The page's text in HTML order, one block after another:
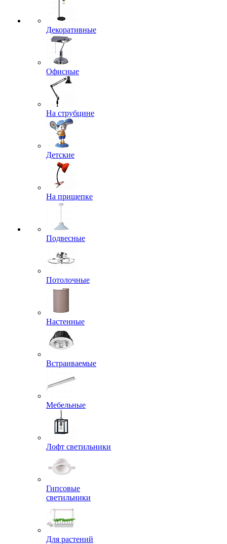
Декоративные
Офисные
На струбцине
Детские
На прищепке
Подвесные
Потолочные
Настенные
Встраиваемые
Мебельные
Лофт светильники
Гипсовые
светильники
Для растений